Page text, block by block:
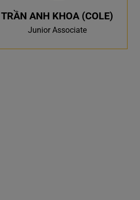
TRẦN ANH KHOA (COLE)
Junior Associate